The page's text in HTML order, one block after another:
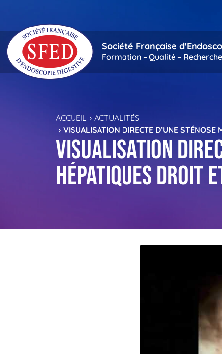
Société Française
Formation – Qualité – Recherche
ACCUEIL
ACTUALITÉS
VISUALISATION DIRECTE D’UNE STÉNOSE
Visualisation
hépatiques droit